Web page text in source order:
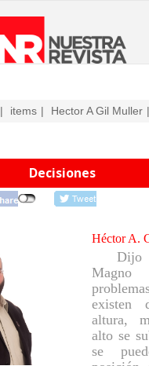
items Hector A Gil Muller
Decisiones
Héctor A.
Dijo
existen
altura,
alto se
se